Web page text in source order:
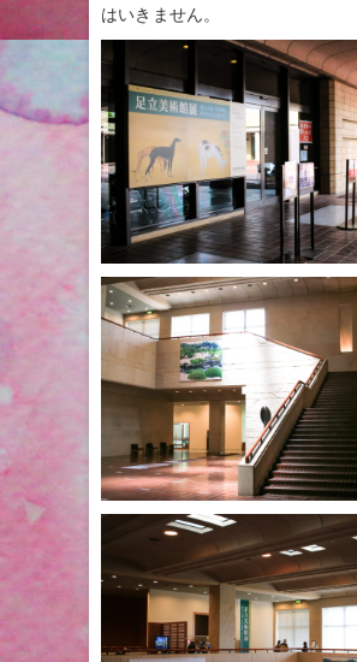
はいきません。